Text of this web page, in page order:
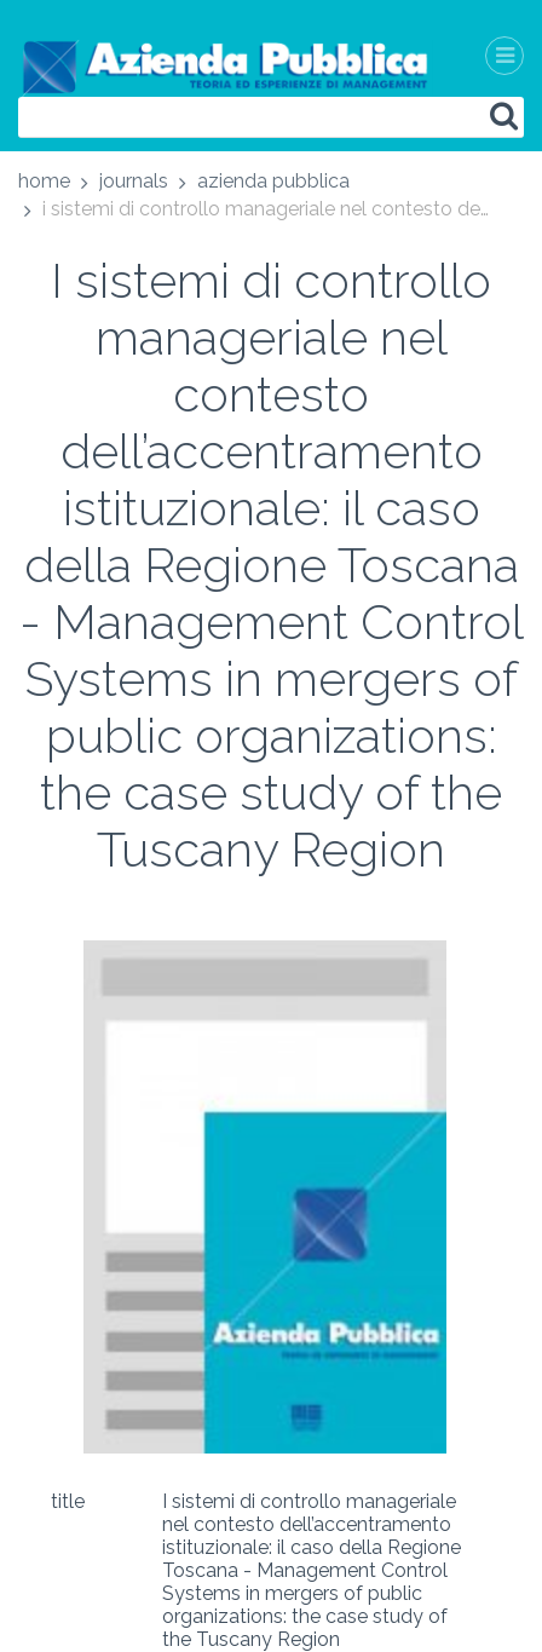
home journals
azienda pubblica
i sistemi di controllo manageriale nel contesto dell’accentramento istituzionale: il caso della regione toscana - management control systems in mergers of public organizations: the case study of the tuscany region
I sistemi di controllo
manageriale nel
contesto
dell’accentramento
istituzionale: il caso
della Regione Toscana
- Management Control
Systems in mergers of
public organizations:
the case study of the
Tuscany Region
title
I sistemi di controllo manageriale
nel contesto dell’accentramento
istituzionale: il caso della Regione
Toscana - Management Control
Systems in mergers of public
organizations: the case study of
the Tuscany Region